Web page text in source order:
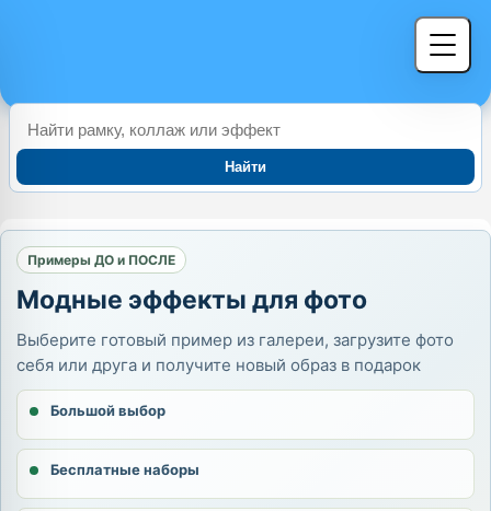
Найти
Примеры ДО и ПОСЛЕ
Модные эффекты для фото
Выберите готовый пример из галереи, загрузите фото
себя или друга и получите новый образ в подарок
Большой выбор
Бесплатные наборы